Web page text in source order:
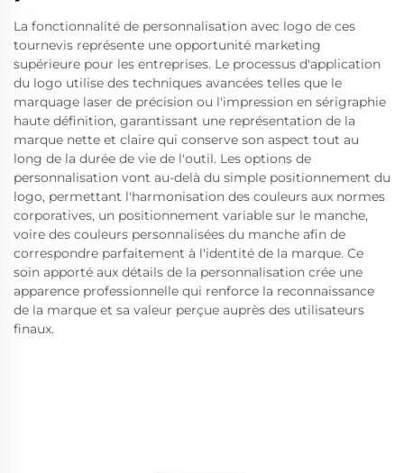
La fonctionnalité de personnalisation avec logo de ces
tournevis représente une opportunité marketing
supérieure pour les entreprises. Le processus d'application
du logo utilise des techniques avancées telles que le
marquage laser de précision ou l'impression en sérigraphie
haute définition, garantissant une représentation de la
marque nette et claire qui conserve son aspect tout au
long de la durée de vie de l'outil. Les options de
personnalisation vont au-delà du simple positionnement du
logo, permettant l'harmonisation des couleurs aux normes
corporatives, un positionnement variable sur le manche,
voire des couleurs personnalisées du manche afin de
correspondre parfaitement à l'identité de la marque. Ce
soin apporté aux détails de la personnalisation crée une
apparence professionnelle qui renforce la reconnaissance
de la marque et sa valeur perçue auprès des utilisateurs
finaux.